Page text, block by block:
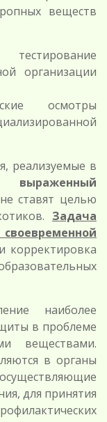
веществ
тестирование
организации
осмотры
реализуемые в
выраженный
ставят целью
Задача
корректировка
наиболее
в проблеме
веществами.
в органы
для принятия